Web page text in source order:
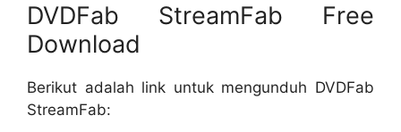
DVDFab StreamFab Free
Download
Berikut adalah link untuk mengunduh DVDFab
StreamFab: